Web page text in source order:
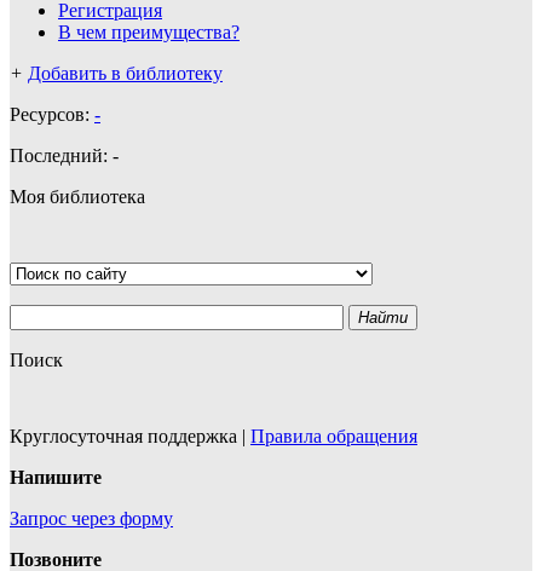
Регистрация
В чем преимущества?
+ Добавить в библиотеку
Ресурсов: -
Последний: -
Моя библиотека
Найти
Поиск
Круглосуточная поддержка | Правила обращения
Напишите
Запрос через форму
Позвоните